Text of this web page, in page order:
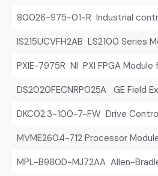
80026-975-01-R Industrial
IS215UCVFH2AB LS2100 Series
PXIE-7975R NI PXI FPGA Module
DS2020FECNRP025A GE Field
DKC02.3-100-7-FW Drive
MVME2604-712 Processor
MPL-B980D-MJ72AA Allen-